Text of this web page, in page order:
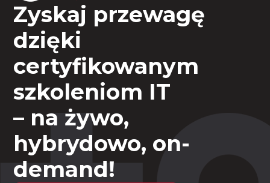
Zyskaj przewagę
dzięki
certyfikowanym
szkoleniom IT
– na żywo,
hybrydowo, on-
demand!